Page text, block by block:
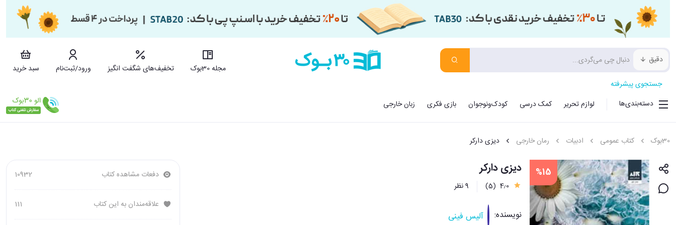
دقیق
مجله 30بوک تخفیف‌های شگفت انگیز ورود/ثبت‌نام
سبد خرید
جستجوی پیشرفته
دسته‌بندی‌ها
لوازم تحریر کمک درسی کودک‌ونوجوان بازی فکری زبان خارجی
30بوک کتاب عمومی ادبیات رمان خارجی دیزی دارکر
%15 دیزی دارکر
4٫0 (5) 9 نظر
نویسنده: آلیس فینی
دفعات مشاهده کتاب 10932
علاقه‌مندان به این کتاب 111